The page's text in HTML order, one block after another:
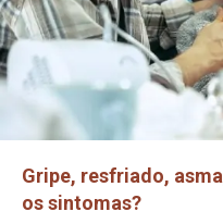
Gripe, resfriado,
os sintomas?